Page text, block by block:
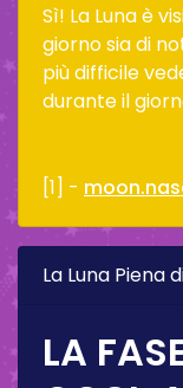
Sì! La Luna è
giorno sia di
più difficile
durante il
[1] -
La Luna Piena
LA